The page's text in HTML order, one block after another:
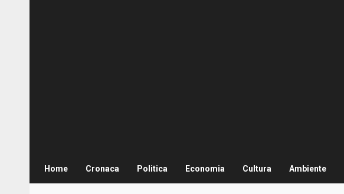
Home Cronaca Politica Economia Cultura Ambiente